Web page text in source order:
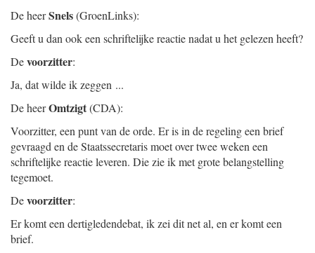
De heerSnels(GroenLinks):
Geeft u dan ook een schriftelijke reactie nadat u het gelezen heeft?
Devoorzitter:
Ja, dat wilde ik zeggen ...
De heerOmtzigt(CDA):
Voorzitter, een punt van de orde. Er is in de regeling een brief
gevraagd en de Staatssecretaris moet over twee weken een
schriftelijke reactie leveren. Die zie ik met grote belangstelling
tegemoet.
Devoorzitter:
Er komt een dertigledendebat, ik zei dit net al, en er komt een
brief.